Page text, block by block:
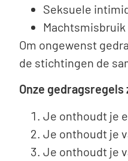
Seksuele
Om ongewenst
de stichtingen de
Onze gedragsregels
Je onthoudt je
Je onthoudt je
Je onthoudt je